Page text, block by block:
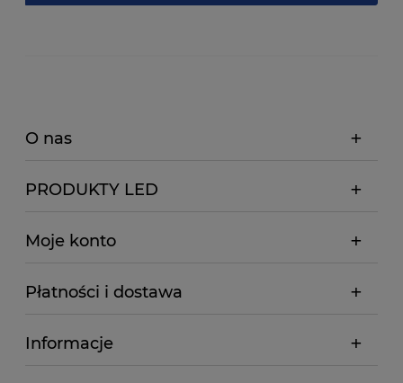
O nas
PRODUKTY LED
Moje konto
Płatności i dostawa
Informacje